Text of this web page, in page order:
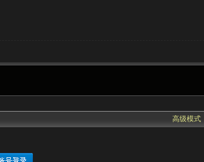
高级模式